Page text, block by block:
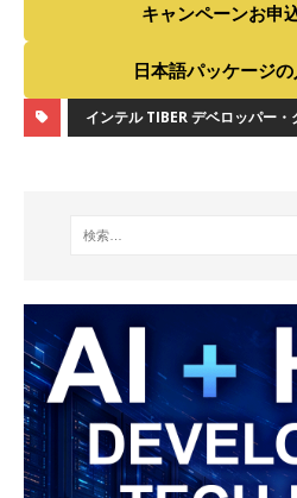
キャンペーンお申
日本語パッケージ
インテル TIBER デベロッパー・